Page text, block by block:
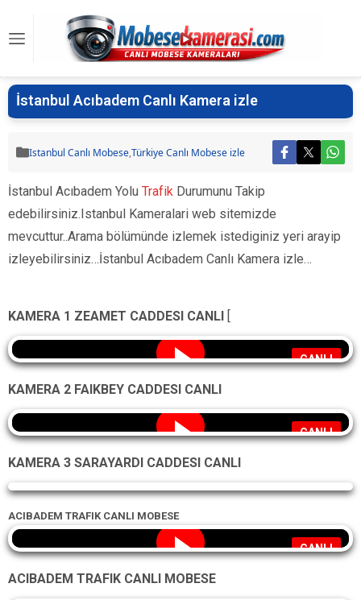
İstanbul Acıbadem Canlı Kamera izle
Istanbul Canlı Mobese,Türkiye Canlı Mobese izle
İstanbul Acıbadem Yolu Trafik Durumunu Takip
edebilirsiniz.Istanbul Kameralari web sitemizde
mevcuttur..Arama bölümünde izlemek istediginiz yeri arayip
izleyebilirsiniz…İstanbul Acıbadem Canlı Kamera izle…
KAMERA 1 ZEAMET CADDESI CANLI [
CANLI
KAMERA 2 FAIKBEY CADDESI CANLI
CANLI
KAMERA 3 SARAYARDI CADDESI CANLI
Yayın alınamadı
ACIBADEM TRAFIK CANLI MOBESE
CANLI
ACIBADEM TRAFIK CANLI MOBESE